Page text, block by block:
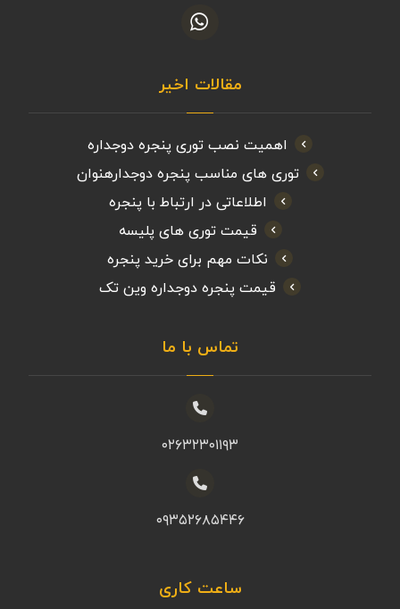
مقالات اخیر
اهمیت نصب توری پنجره دوجداره
توری های مناسب پنجره دوجدارهنوان
اطلاعاتی در ارتباط با پنجره
قیمت توری های پلیسه
نکات مهم برای خرید پنجره
قیمت پنجره دوجداره وین تک
تماس با ما
۰۲۶۳۲۳۰۱۱۹۳
۰۹۳۵۲۶۸۵۴۴۶
ساعت کاری